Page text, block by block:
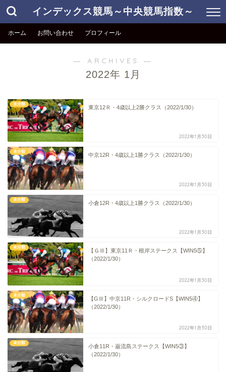
インデックス競馬～中央競馬指数～
ホーム お問い合わせ プロフィール
― ARCHIVES ―
2022年 1月
未分類
東京12Ｒ・4歳以上2勝クラス（2022/1/30）
2022年1月30日
未分類
中京12R・4歳以上1勝クラス（2022/1/30）
2022年1月30日
未分類
小倉12R・4歳以上1勝クラス（2022/1/30）
2022年1月30日
未分類
【ＧⅢ】東京11Ｒ・根岸ステークス【WIN5⑤】
（2022/1/30）
2022年1月30日
未分類
【GⅢ】中京11R・シルクロードS【WIN5④】
（2022/1/30）
2022年1月30日
未分類
小倉11R・巌流島ステークス【WIN5③】
（2022/1/30）